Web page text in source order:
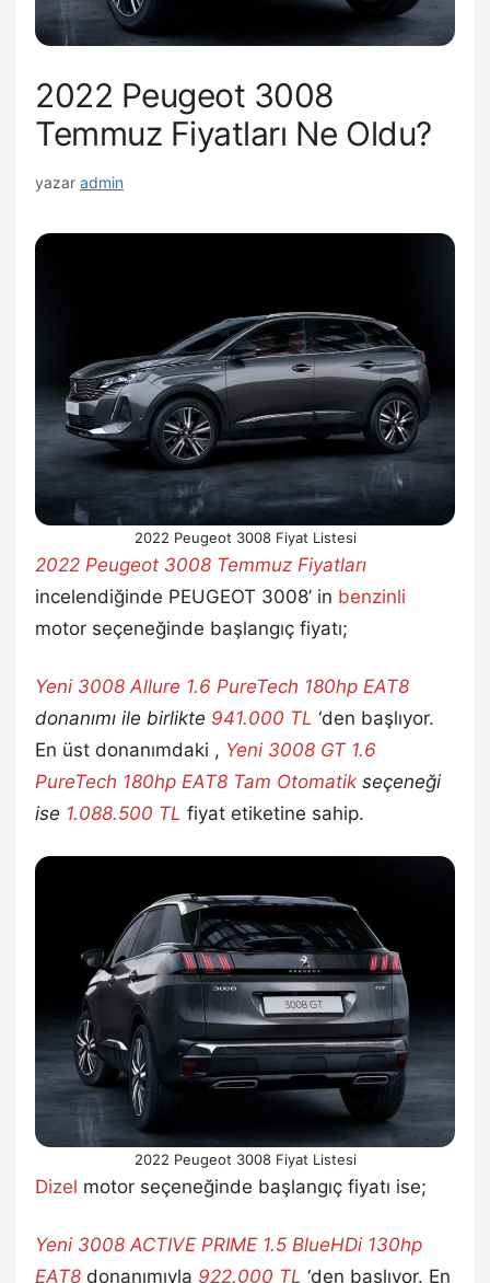
2022 Peugeot 3008
Temmuz Fiyatları Ne Oldu?
yazar admin
2022 Peugeot 3008 Fiyat Listesi
2022 Peugeot 3008 Temmuz Fiyatları
incelendiğinde PEUGEOT 3008’ in benzinli
motor seçeneğinde başlangıç fiyatı;
Yeni 3008 Allure 1.6 PureTech 180hp EAT8
donanımı ile birlikte 941.000 TL ‘den başlıyor.
En üst donanımdaki , Yeni 3008 GT 1.6
PureTech 180hp EAT8 Tam Otomatik seçeneği
ise 1.088.500 TL fiyat etiketine sahip.
2022 Peugeot 3008 Fiyat Listesi
Dizel motor seçeneğinde başlangıç fiyatı ise;
Yeni 3008 ACTIVE PRIME 1.5 BlueHDi 130hp
EAT8 donanımıyla 922.000 TL ‘den başlıyor. En